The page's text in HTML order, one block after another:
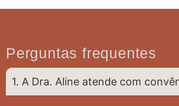
Perguntas frequentes
1. A Dra. Aline atende com